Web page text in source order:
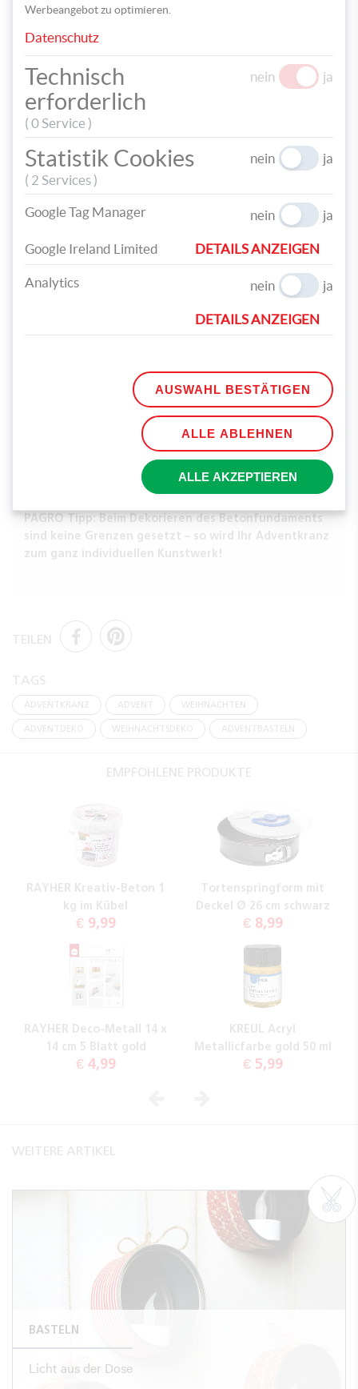
Danach verzieren Sie den Kranz ganz nach Ihren Wünschen mit
Blattgold mithilfe eines Pinsels und der Anlegemilch. Zum
Schluss dekorieren Sie den Adventkranz z.B. mit Islandmoos,
Bockerln oder auch Kugeln, Zweigen und schönen Kerzen. Die
Dekoration können Sie sicher und zuverlässig mit einer
Heißklebepistole ankleben.
Fertig ist Ihr stilvoller Adventkranz aus Beton.
PAGRO Tipp: Beim Dekorieren des Betonfundaments
sind keine Grenzen gesetzt – so wird Ihr Adventkranz
zum ganz individuellen Kunstwerk!
TEILEN
TAGS
ADVENTKRANZ ADVENT WEIHNACHTEN
ADVENTDEKO WEIHNACHTSDEKO ADVENTBASTELN
EMPFOHLENE PRODUKTE
RAYHER Kreativ-Beton 1
kg im Kübel
€ 9,99
Tortenspringform mit
Deckel Ø 26 cm schwarz
€ 8,99
RAYHER Deco-Metall 14 x
14 cm 5 Blatt gold
€ 4,99
KREUL Acryl
Metallicfarbe gold 50 ml
€ 5,99
WEITERE ARTIKEL
BASTELN
Licht aus der Dose
Werbeangebot zu optimieren.
Datenschutz
Technisch
erforderlich
( 0 Service )
nein ja
Statistik Cookies
( 2 Services )
nein ja
Google Tag Manager nein ja
Google Ireland Limited DETAILS ANZEIGEN
Analytics nein ja
DETAILS ANZEIGEN
AUSWAHL BESTÄTIGEN
ALLE ABLEHNEN
ALLE AKZEPTIEREN